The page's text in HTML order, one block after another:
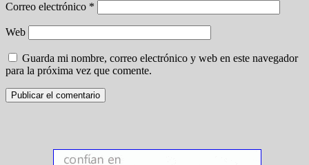
Correo electrónico *
Web
Guarda mi nombre, correo electrónico y web en este navegador
para la próxima vez que comente.